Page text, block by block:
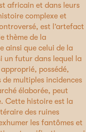
africain et dans leurs
complexe et
est l’artefact
thème de la
ainsi que celui de la
un futur dans lequel la
possédé,
multiples incidences
élaborée, peut
Cette histoire est la
des ruines
les fantômes et